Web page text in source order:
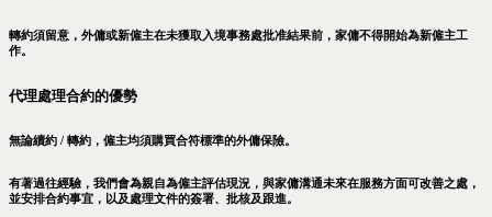
轉約須留意，外傭或新僱主在未獲取入境事務處批准結果前，家傭不得開始為新僱主工
作。
代理處理合約的優勢
無論續約 / 轉約，僱主均須購買合符標準的外傭保險。
有著過往經驗，我們會為親自為僱主評估現況，與家傭溝通未來在服務方面可改善之處，
並安排合約事宜，以及處理文件的簽署、批核及跟進。